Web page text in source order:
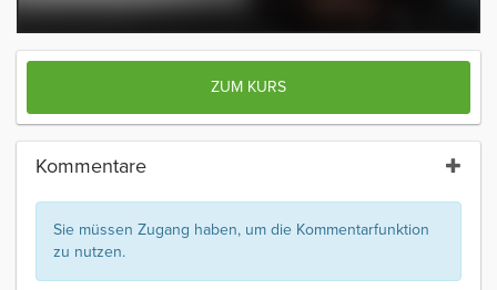
ZUM KURS
Kommentare
Sie müssen Zugang haben, um die Kommentarfunktion
zu nutzen.